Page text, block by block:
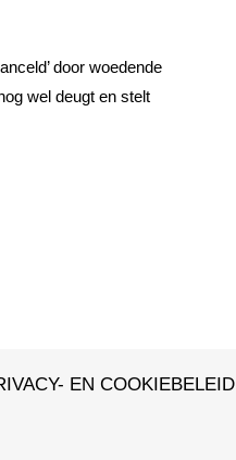
door woedende
wel deugt en stelt
EN COOKIEBELEID